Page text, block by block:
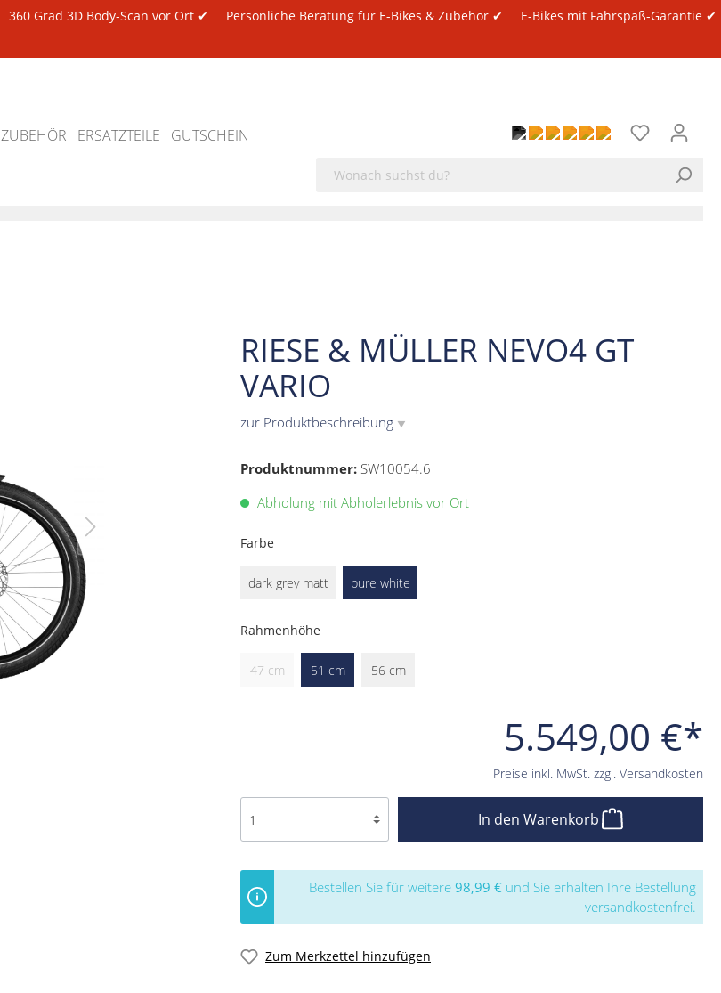
360 Grad 3D Body-Scan vor Ort ✔ Persönliche Beratung für E-Bikes & Zubehör ✔
E-Bikes mit Fahrspaß-Garantie ✔
ZUBEHÖR ERSATZTEILE
GUTSCHEIN
RIESE & MÜLLER NEVO4 GT
VARIO
zur Produktbeschreibung ▼
Produktnummer: SW10054.6
5.549,00 €*
Preise inkl. MwSt. zzgl. Versandkosten
Abholung mit Abholerlebnis vor Ort
Farbe
dark grey matt pure white
Rahmenhöhe
47 cm 51 cm 56 cm
In den Warenkorb
Bestellen Sie für weitere 98,99 € und Sie erhalten Ihre Bestellung
versandkostenfrei.
Zum Merkzettel hinzufügen